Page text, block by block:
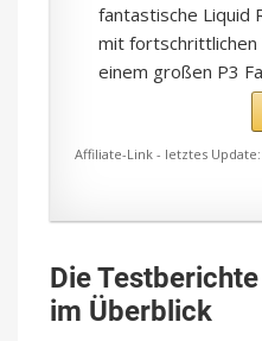
fantastische Liquid
mit fortschrittlichen
einem großen P3
Affiliate-Link - letztes Update:
Die
im Überblick